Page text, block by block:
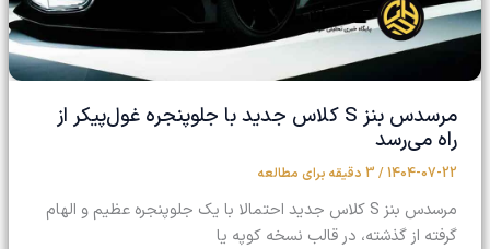
مرسدس بنز S کلاس جدید با جلوپنجره غول‌پیکر از
راه می‌رسد
1404-07-22
/ 3 دقیقه برای مطالعه
مرسدس بنز S کلاس جدید احتمالا با یک جلوپنجره عظیم و الهام
گرفته از گذشته، در قالب نسخه کوپه یا